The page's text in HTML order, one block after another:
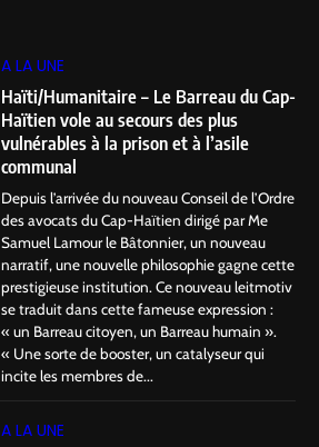
A LA UNE
Haïti/Humanitaire – Le Barreau du Cap-
Haïtien vole au secours des plus
vulnérables à la prison et à l’asile
communal
Depuis l’arrivée du nouveau Conseil de l’Ordre
des avocats du Cap-Haïtien dirigé par Me
Samuel Lamour le Bâtonnier, un nouveau
narratif, une nouvelle philosophie gagne cette
prestigieuse institution. Ce nouveau leitmotiv
se traduit dans cette fameuse expression :
« un Barreau citoyen, un Barreau humain ».
« Une sorte de booster, un catalyseur qui
incite les membres de...
A LA UNE